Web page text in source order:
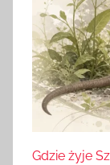
Gdzie żyje